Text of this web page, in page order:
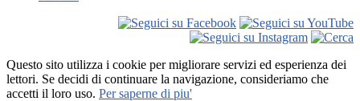
Questo sito utilizza i cookie per migliorare servizi ed esperienza dei
lettori. Se decidi di continuare la navigazione, consideriamo che
accetti il loro uso. Per saperne di piu'